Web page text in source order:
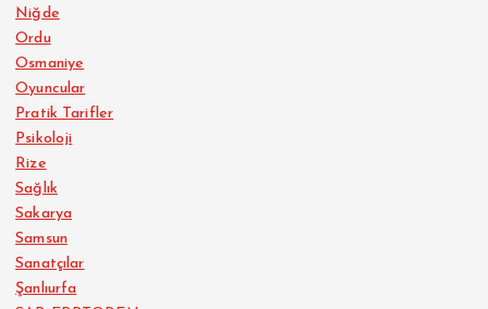
Niğde
Ordu
Osmaniye
Oyuncular
Pratik Tarifler
Psikoloji
Rize
Sağlık
Sakarya
Samsun
Sanatçılar
Şanlıurfa